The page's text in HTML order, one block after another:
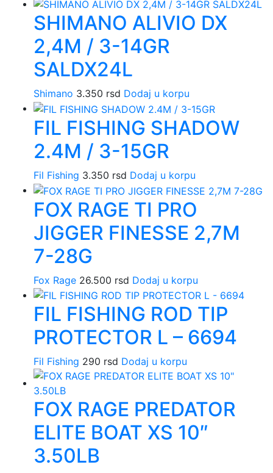
SHIMANO ALIVIO DX
2,4M / 3-14GR
SALDX24L
Shimano 3.350 rsd Dodaj u korpu
FIL FISHING SHADOW
2.4M / 3-15GR
Fil Fishing 3.350 rsd Dodaj u korpu
FOX RAGE TI PRO
JIGGER FINESSE 2,7M
7-28G
Fox Rage 26.500 rsd Dodaj u korpu
FIL FISHING ROD TIP
PROTECTOR L – 6694
Fil Fishing 290 rsd Dodaj u korpu
FOX RAGE PREDATOR
ELITE BOAT XS 10″
3.50LB